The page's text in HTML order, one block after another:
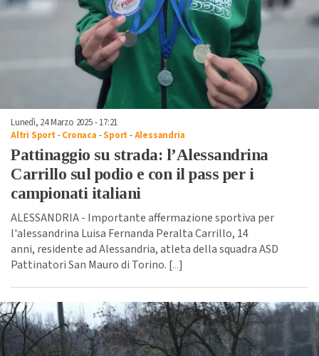
Lunedì, 24 Marzo 2025 - 17:21
Altri Sport -Cronaca -Sport -Alessandria
Pattinaggio su strada: l’Alessandrina
Carrillo sul podio e con il pass per i
campionati italiani
ALESSANDRIA - Importante affermazione sportiva per
l'alessandrina Luisa Fernanda Peralta Carrillo, 14
anni, residente ad Alessandria, atleta della squadra ASD
Pattinatori San Mauro di Torino. [...]